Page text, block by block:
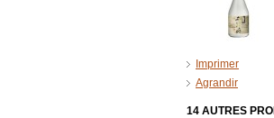
Imprimer
Agrandir
14 AUTRES